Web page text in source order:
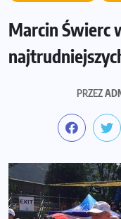
Marcin Świerc
PRZEZ